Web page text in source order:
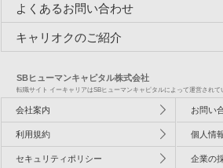
よくあるお問い合わせ
キャリオクのご紹介
SBヒューマンキャピタル株式会社
転職サイト イーキャリアはSBヒューマンキャピタルによって運営されて
会社案内 お問い
利用規約 個人情
セキュリティポリシー 企業の